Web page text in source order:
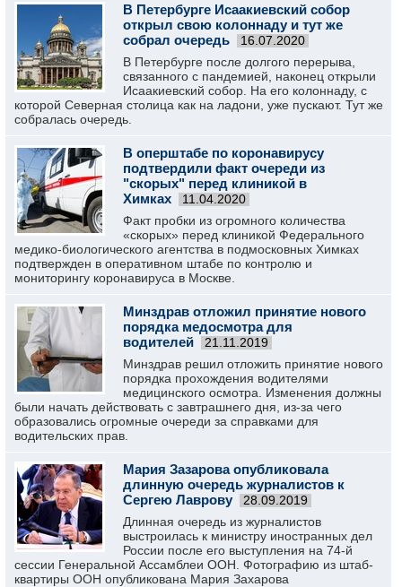
В Петербурге Исаакиевский собор
открыл свою колоннаду и тут же
собрал очередь
16.07.2020
В Петербурге после долгого перерыва,
связанного с пандемией, наконец открыли
Исаакиевский собор. На его колоннаду, с
которой Северная столица как на ладони, уже пускают. Тут же
собралась очередь.
В оперштабе по коронавирусу
подтвердили факт очереди из
"скорых" перед клиникой в
Химках
11.04.2020
Факт пробки из огромного количества
«скорых» перед клиникой Федерального
медико-биологического агентства в подмосковных Химках
подтвержден в оперативном штабе по контролю и
мониторингу коронавируса в Москве.
Минздрав отложил принятие нового
порядка медосмотра для
водителей
21.11.2019
Минздрав решил отложить принятие нового
порядка прохождения водителями
медицинского осмотра. Изменения должны
были начать действовать с завтрашнего дня, из-за чего
образовались огромные очереди за справками для
водительских прав.
Мария Зазарова опубликовала
длинную очередь журналистов к
Сергею Лаврову
28.09.2019
Длинная очередь из журналистов
выстроилась к министру иностранных дел
России после его выступления на 74-й
сессии Генеральной Ассамблеи ООН. Фотографию из штаб-
квартиры ООН опубликована Мария Захарова